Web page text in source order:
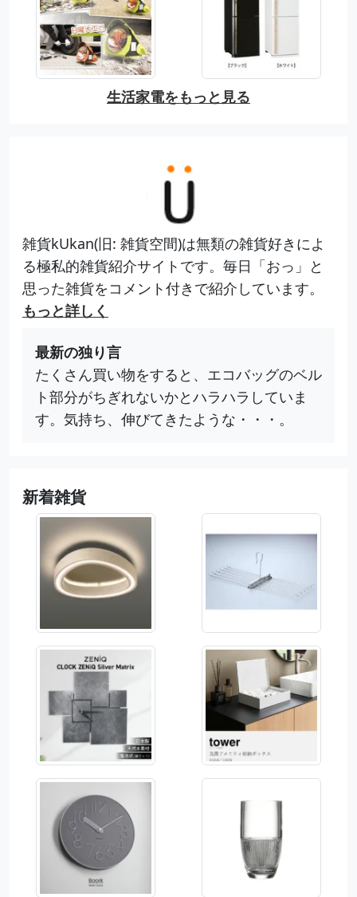
生活家電をもっと見る
雑貨kUkan(旧: 雑貨空間)は無類の雑貨好きによ
る極私的雑貨紹介サイトです。毎日「おっ」と
思った雑貨をコメント付きで紹介しています。
もっと詳しく
最新の独り言
たくさん買い物をすると、エコバッグのベル
ト部分がちぎれないかとハラハラしていま
す。気持ち、伸びてきたような・・・。
新着雑貨